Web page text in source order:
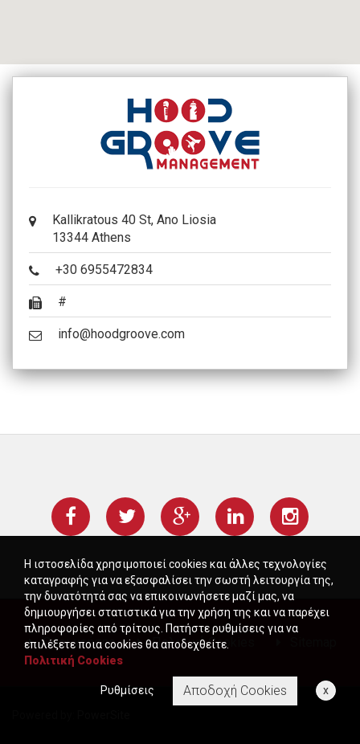
Kallikratous 40 St, Ano Liosia
13344 Athens
+30 6955472834
#
info@hoodgroove.com
Όροι χρήσης Πολιτική Cookies
Η ιστοσελίδα χρησιμοποιεί cookies και άλλες τεχνολογίες
καταγραφής για να εξασφαλίσει την σωστή λειτουργία της,
την δυνατότητά σας να επικοινωνήσετε μαζί μας, να
δημιουργήσει στατιστικά για την χρήση της και να παρέχει
πληροφορίες από τρίτους. Πατήστε ρυθμίσεις για να
επιλέξετε ποια cookies θα αποδεχθείτε.
Πολιτική Cookies
Ρυθμίσεις Αποδοχή Cookies x